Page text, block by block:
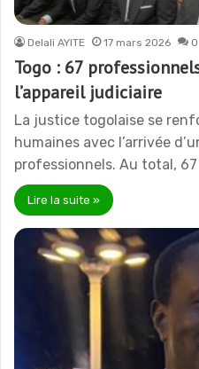
Delali AYITE 17 mars 2026 0
Togo : 67
l’appareil judiciaire
La justice togolaise se
humaines avec l’arrivée
professionnels. Au total,
Lire la suite »